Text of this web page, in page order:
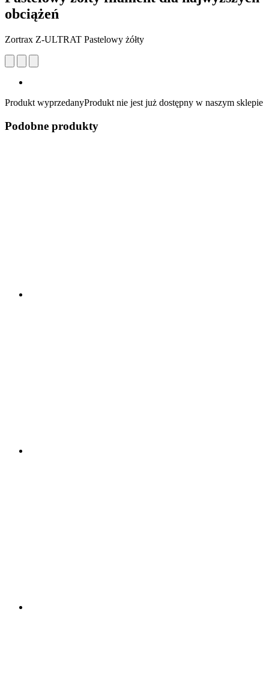
obciążeń
Zortrax Z-ULTRAT Pastelowy żółty
Produkt wyprzedanyProdukt nie jest już dostępny w naszym sklepie
Podobne produkty